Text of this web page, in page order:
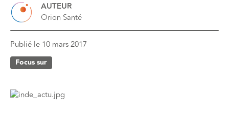
AUTEUR
Orion Santé
Publié le 10 mars 2017
Focus sur